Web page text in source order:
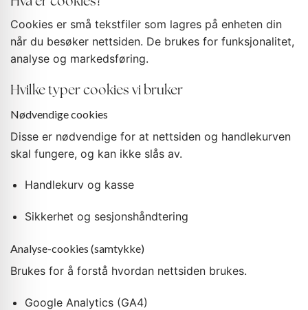
Cookies er små tekstfiler som lagres på enheten din
når du besøker nettsiden. De brukes for funksjonalitet,
analyse og markedsføring.
Hvilke typer cookies vi bruker
Nødvendige cookies
Disse er nødvendige for at nettsiden og handlekurven
skal fungere, og kan ikke slås av.
Handlekurv og kasse
Sikkerhet og sesjonshåndtering
Analyse-cookies (samtykke)
Brukes for å forstå hvordan nettsiden brukes.
Google Analytics (GA4)